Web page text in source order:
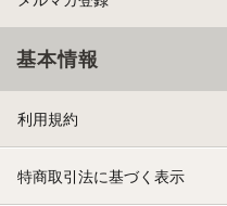
基本情報
利用規約
特商取引法に基づく表示